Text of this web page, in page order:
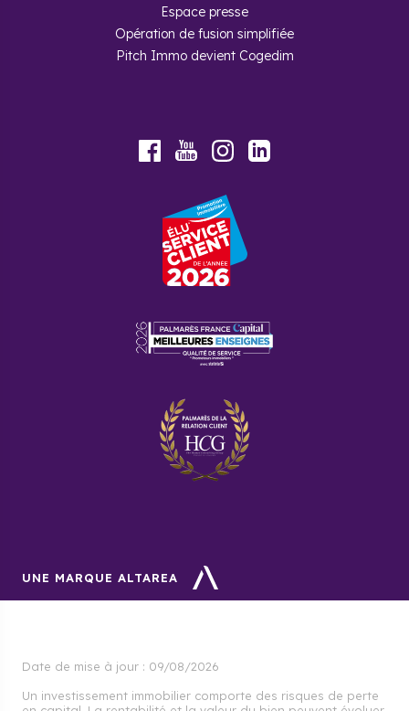
Espace presse
Opération de fusion simplifiée
Pitch Immo devient Cogedim
FacebookYoutubeInstagram
UNE MARQUE ALTAREA
Date de mise à jour : 09/08/2026
Un investissement immobilier comporte des risques de perte